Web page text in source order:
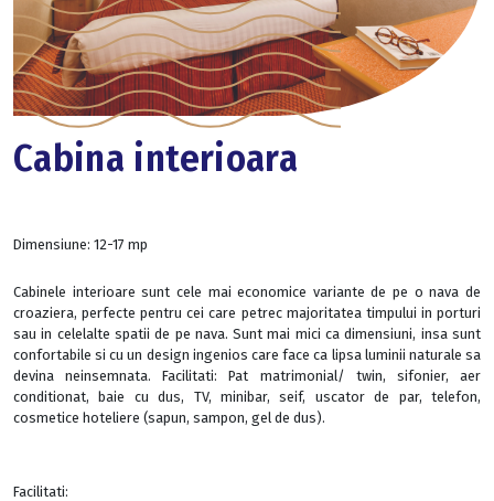
Cabina interioara
Dimensiune: 12-17 mp
Cabinele interioare sunt cele mai economice variante de pe o nava de
croaziera, perfecte pentru cei care petrec majoritatea timpului in porturi
sau in celelalte spatii de pe nava. Sunt mai mici ca dimensiuni, insa sunt
confortabile si cu un design ingenios care face ca lipsa luminii naturale sa
devina neinsemnata. Facilitati: Pat matrimonial/ twin, sifonier, aer
conditionat, baie cu dus, TV, minibar, seif, uscator de par, telefon,
cosmetice hoteliere (sapun, sampon, gel de dus).
Facilitati: